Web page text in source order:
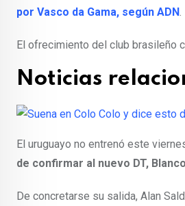
por Vasco da Gama, según ADN.
El ofrecimiento del club brasileño
Noticias
El uruguayo no entrenó este
de confirmar al nuevo DT,
De concretarse su salida, Alan